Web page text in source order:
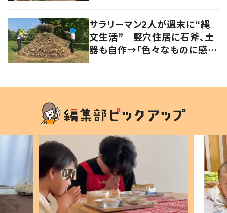
サラリーマン2人が週末に“縄
文生活” 竪穴住居に石斧、土
器も自作→「色々なものに感謝